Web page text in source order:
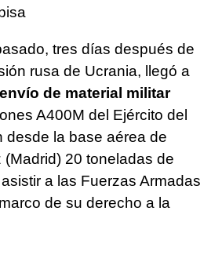
tres días después de
rusa de Ucrania, llegó a
envío de material militar
A400M del Ejército del
desde la base aérea de
(Madrid) 20 toneladas de
a las Fuerzas Armadas
de su derecho a la